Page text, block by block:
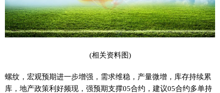
(相关资料图)
螺纹，宏观预期进一步增强，需求维稳，产量微增，库存持续累
库，地产政策利好频现，强预期支撑05合约，建议05合约多单持